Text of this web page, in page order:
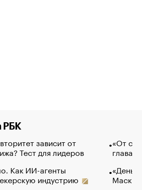
РБК
зависит от
Тест для лидеров
Как ИИ-агенты
индустрию
«От
глава
Маск в